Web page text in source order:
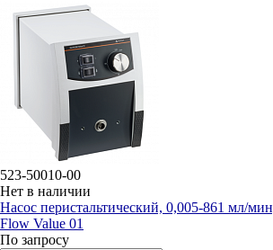
523-50010-00
Нет в наличии
Насос перистальтический, 0,005-861 мл/
Flow Value 01
По запросу